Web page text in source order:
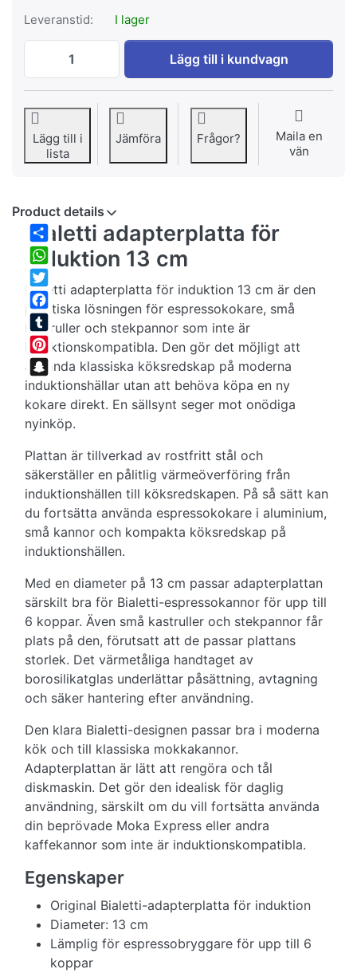
Leveranstid:
I lager
Bialetti adapterplatta för
Lägg till i kundvagn
Lägg till i
lista
Jämföra Frågor?
Maila en
vän
Share
WhatsApp
Twitter
Facebook
Tumblr
Pinterest
Snapchat
Product details
Bialetti adapterplatta för
induktion 13 cm
Bialetti adapterplatta för induktion 13 cm är den
praktiska lösningen för espressokokare, små
kastruller och stekpannor som inte är
induktionskompatibla. Den gör det möjligt att
använda klassiska köksredskap på moderna
induktionshällar utan att behöva köpa en ny
kokare direkt. En sällsynt seger mot onödiga
nyinköp.
Plattan är tillverkad av rostfritt stål och
säkerställer en pålitlig värmeöverföring från
induktionshällen till köksredskapen. På så sätt kan
du fortsätta använda espressokokare i aluminium,
små kannor och kompakta köksredskap på
induktionshällen.
Med en diameter på 13 cm passar adapterplattan
särskilt bra för Bialetti-espressokannor för upp till
6 koppar. Även små kastruller och stekpannor får
plats på den, förutsatt att de passar plattans
storlek. Det värmetåliga handtaget av
borosilikatglas underlättar påsättning, avtagning
och säker hantering efter användning.
Den klara Bialetti-designen passar bra i moderna
kök och till klassiska mokkakannor.
Adapterplattan är lätt att rengöra och tål
diskmaskin. Det gör den idealisk för daglig
användning, särskilt om du vill fortsätta använda
din beprövade Moka Express eller andra
kaffekannor som inte är induktionskompatibla.
Egenskaper
Original Bialetti-adapterplatta för induktion
Diameter: 13 cm
Lämplig för espressobryggare för upp till 6
koppar